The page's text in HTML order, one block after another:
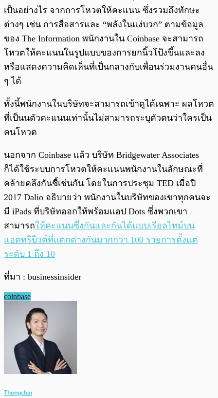
เป็นอย่างไร จากการโหวตให้คะแนน ซึ่งรวมถึงทักษะ
ต่างๆ เช่น การสื่อสารและ “พลังในแง่บวก” ตามข้อมูล
ของ The Information พนักงานใน Coinbase จะสามารถ
โหวตให้คะแนนในรูปแบบของการยกนิ้วโป้งขึ้นและลง
หรือแสดงความคิดเห็นที่เป็นกลางกับเพื่อนร่วมงานคนอื่น
ๆ ได้
ทั้งนี้พนักงานในบริษัทจะสามารถเข้าดูได้เฉพาะ ผลโหวต
ที่เป็นนตัวคะแนนเท่านั้นไม่สามารถระบุตัวตนว่าใครเป็น
คนโหวต
นอกจาก Coinbase แล้ว บริษัท Bridgewater Associates
ก็ได้ใช้ระบบการโหวตให้คะแนนพนักงานในลักษณะที่
คล้ายคลึงกันชี้เช่นกัน โดยในการประชุม TED เมื่อปี
2017 Dalio อธิบายว่า พนักงานในบริษัทของเขาทุกคนจะ
มี iPads ที่บริษัทออกให้พร้อมแอป Dots ซึ่งพวกเขา
สามารถให้คะแนนซึ่งกันและกันได้แบบเรียลไทม์บน
แอตทริบิวต์ที่แตกต่างกันมากกว่า 100 รายการตั้งแต่
ระดับ 1 ถึง 10
ที่มา : businessinsider
coinbase
Thongchai